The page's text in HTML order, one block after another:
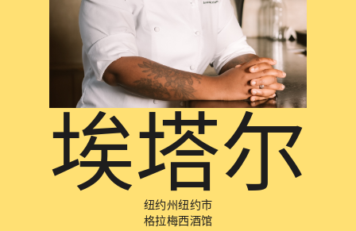
埃塔尔
纽约州纽约市
格拉梅西酒馆